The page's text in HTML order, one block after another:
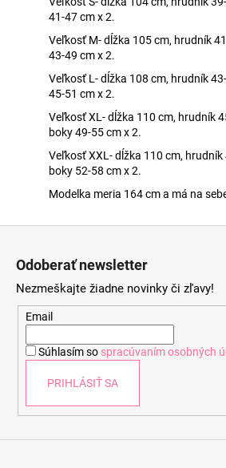
41-47 cm x 2.
Veľkosť M- dĺžka 105 cm, hrudník
43-49 cm x 2.
Veľkosť L- dĺžka 108 cm, hrudník
45-51 cm x 2.
Veľkosť XL- dĺžka 110 cm, hrudník
boky 49-55 cm x 2.
Veľkosť XXL- dĺžka 110 cm, hrudník
boky 52-58 cm x 2.
Modelka meria 164 cm a má na
Odoberať newsletter
Nezmeškajte žiadne novinky či zľavy!
Email
Súhlasím so spracúvaním osobných
PRIHLÁSIŤ SA